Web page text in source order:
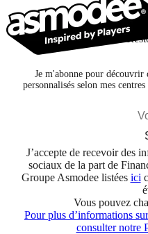
Je m'abonne pour découvrir
personnalisés selon mes
J’accepte de recevoir des
sociaux de la part de
Groupe Asmodee listées ici
Vous pouvez
Pour plus d’informations
consulter notre